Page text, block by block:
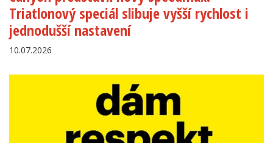
Triatlonový speciál slibuje vyšší rychlost i
jednodušší nastavení
10.07.2026